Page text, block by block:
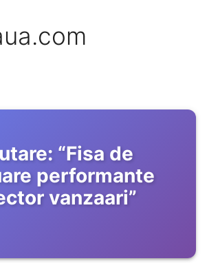
“Fisa de
performante
vanzaari”